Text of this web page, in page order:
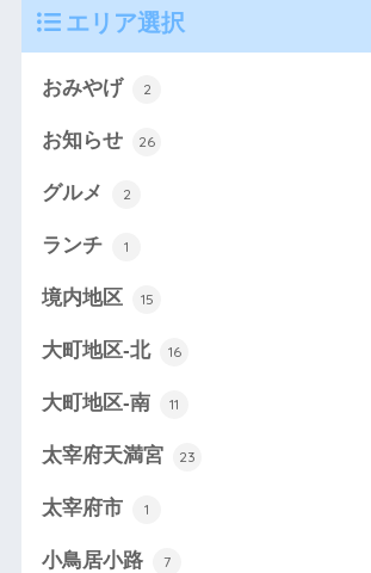
エリア選択
おみやげ 2
お知らせ 26
グルメ 2
ランチ 1
境内地区 15
大町地区-北 16
大町地区-南 11
太宰府天満宮 23
太宰府市 1
小鳥居小路 7